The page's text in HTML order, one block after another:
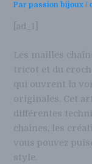
Parpassion bijoux/
[ad_1]
Les mailles
tricot et du
qui ouvrent la
originales. Cet
différentes
chaînes, les
vous pouvez
style.